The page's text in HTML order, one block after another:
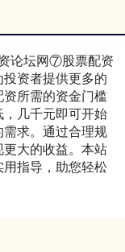
论坛网⑦股票配资
资者提供更多的
所需的资金门槛
几千元即可开始
求。通过合理规
大的收益。本站
指导，助您轻松